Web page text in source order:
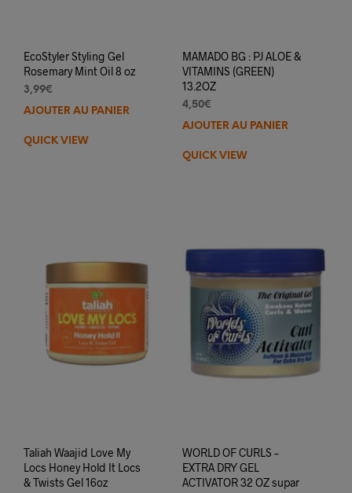
EcoStyler Styling Gel
Rosemary Mint Oil 8 oz
3,99€
AJOUTER AU PANIER
QUICK VIEW
MAMADO BG : PJ ALOE &
VITAMINS (GREEN)
13.2OZ
4,50€
AJOUTER AU PANIER
QUICK VIEW
Taliah Waajid Love My
Locs Honey Hold It Locs
& Twists Gel 16oz
WORLD OF CURLS –
EXTRA DRY GEL
ACTIVATOR 32 OZ supar